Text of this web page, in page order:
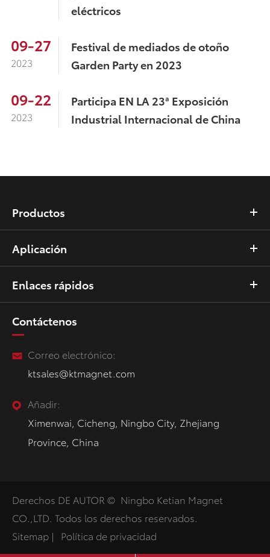
eléctricos
09-27
2023
Festival de mediados de otoño
Garden Party en 2023
09-22
2023
Participa EN LA 23ª Exposición
Industrial Internacional de China
Productos
Aplicación
Enlaces rápidos
Contáctenos
Correo electrónico:
ktsales@ktmagnet.com
Añadir:
Ximenwai, Cicheng, Ningbo City, Zhejiang
Province, China
Derechos DE AUTOR © Ningbo Ketian Magnet
CO.,LTD. Todos los derechos reservados.
Sitemap | Política de privacidad